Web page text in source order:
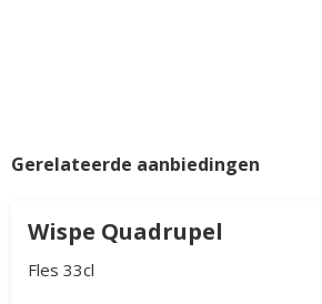
Gerelateerde aanbiedingen
Wispe Quadrupel
Fles 33cl